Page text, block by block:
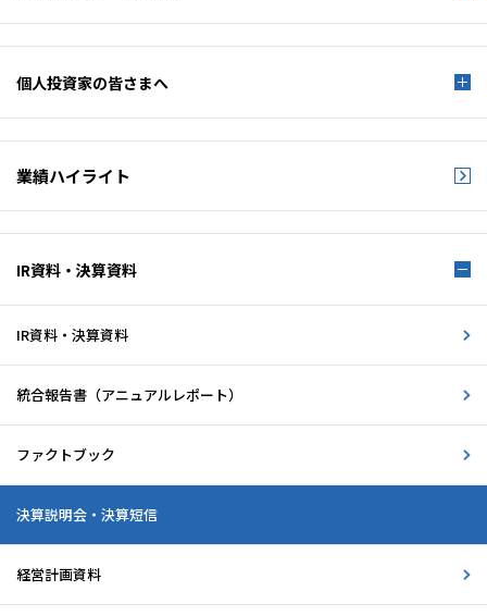
個人投資家の皆さまへ
業績ハイライト
IR資料・決算資料
IR資料・決算資料
統合報告書 （アニュアルレポート）
ファクトブック
決算説明会・決算短信
経営計画資料